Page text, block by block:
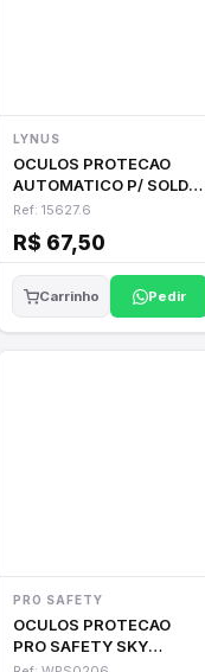
LYNUS
OCULOS PROTECAO
AUTOMATICO P/ SOLDA
LYNUS OSL-3/11
Ref: 15627.6
R$ 67,50
Carrinho Pedir
PRO SAFETY
OCULOS PROTECAO
PRO SAFETY SKY
INCOLOR